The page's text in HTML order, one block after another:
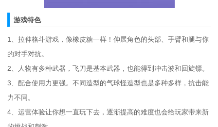
游戏特色
1、拉伸格斗游戏，像橡皮糖一样！伸展角色的头部、手臂和腿与你
的对手对抗。
2、人物有多种武器，飞刀是基本武器，也能得到冲击波和回旋镖。
3、配合使用力更强。不同造型的气球怪造型也是多种多样，抗击能
力不同。
4、运营体验让你想一直玩下去，逐渐提高的难度也会给玩家带来新